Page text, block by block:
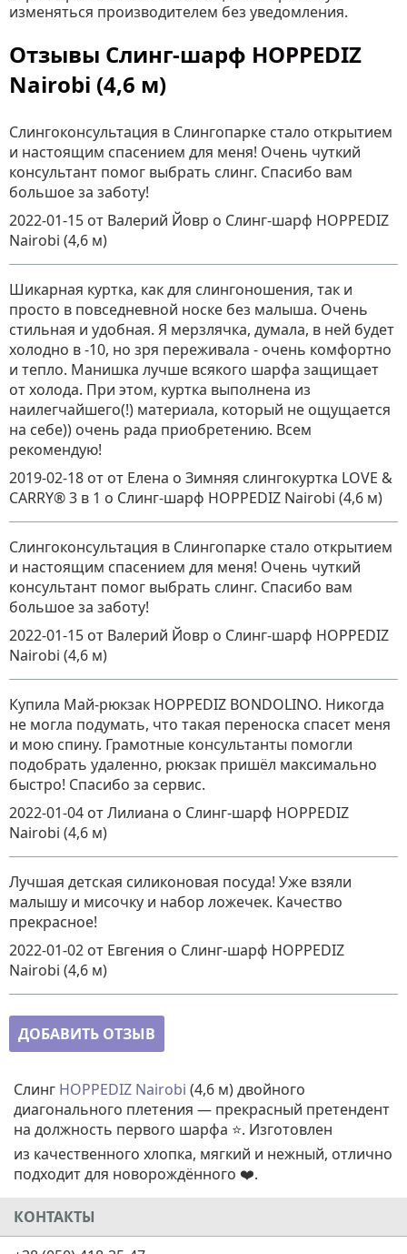
изменяться производителем без уведомления.
Отзывы Слинг-шарф HOPPEDIZ
Nairobi (4,6 м)
Слингоконсультация в Слингопарке стало открытием
и настоящим спасением для меня! Очень чуткий
консультант помог выбрать слинг. Спасибо вам
большое за заботу!
2022-01-15 от Валерий Йовр о Слинг-шарф HOPPEDIZ
Nairobi (4,6 м)
Шикарная куртка, как для слингоношения, так и
просто в повседневной носке без малыша. Очень
стильная и удобная. Я мерзлячка, думала, в ней будет
холодно в -10, но зря переживала - очень комфортно
и тепло. Манишка лучше всякого шарфа защищает
от холода. При этом, куртка выполнена из
наилегчайшего(!) материала, который не ощущается
на себе)) очень рада приобретению. Всем
рекомендую!
2019-02-18 от от Елена о Зимняя слингокуртка LOVE &
CARRY® 3 в 1 о Слинг-шарф HOPPEDIZ Nairobi (4,6 м)
Слингоконсультация в Слингопарке стало открытием
и настоящим спасением для меня! Очень чуткий
консультант помог выбрать слинг. Спасибо вам
большое за заботу!
2022-01-15 от Валерий Йовр о Слинг-шарф HOPPEDIZ
Nairobi (4,6 м)
Купила Май-рюкзак HOPPEDIZ BONDOLINO. Никогда
не могла подумать, что такая переноска спасет меня
и мою спину. Грамотные консультанты помогли
подобрать удаленно, рюкзак пришёл максимально
быстро! Спасибо за сервис.
2022-01-04 от Лилиана о Слинг-шарф HOPPEDIZ
Nairobi (4,6 м)
Лучшая детская силиконовая посуда! Уже взяли
малышу и мисочку и набор ложечек. Качество
прекрасное!
2022-01-02 от Евгения о Слинг-шарф HOPPEDIZ
Nairobi (4,6 м)
ДОБАВИТЬ ОТЗЫВ
Слинг HOPPEDIZ Nairobi (4,6 м) двойного
диагонального плетения — прекрасный претендент
на должность первого шарфа ⭐. Изготовлен
из качественного хлопка, мягкий и нежный, отлично
подходит для новорождённого ❤️.
КОНТАКТЫ